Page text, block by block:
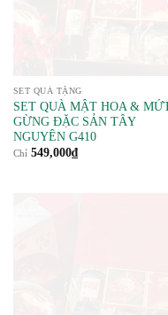
SET QUÀ TẶNG
SET QUÀ MẬT HOA &
GỪNG ĐẶC SẢN TÂY
NGUYÊN G410
Chỉ 549,000₫